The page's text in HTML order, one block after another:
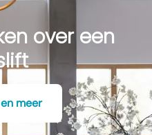
over een
meer